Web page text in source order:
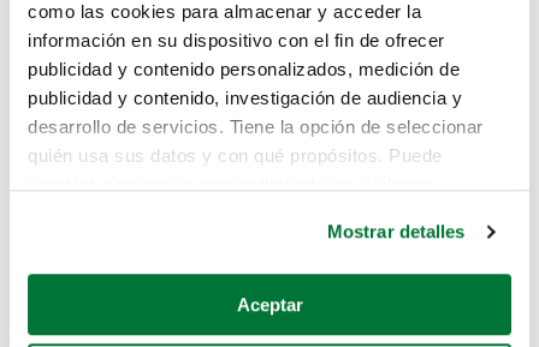
como las cookies para almacenar y acceder la
información en su dispositivo con el fin de ofrecer
publicidad y contenido personalizados, medición de
publicidad y contenido, investigación de audiencia y
desarrollo de servicios. Tiene la opción de seleccionar
quién usa sus datos y con qué propósitos. Puede
Si lo permite, también quisiéramos:
Recopilar información sobre su ubicación geográfica
Mostrar detalles
Aceptar
Lo sentimos, no sabemos como
te hemos traido hasta aquí.
Pero puedes encontrar el coche que estás
buscando en alguno de estos enlaces:
Coches de segunda mano
Coches de km0